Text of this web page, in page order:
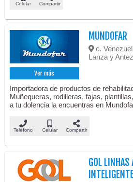
Celular Compartir
Ver más
MUNDOFAR
c.
Lanza y
Importadora de productos de
Muñequeras, rodilleras, fajas,
a tu dolencia la encuentras en
Teléfono Celular Compartir
GOL LINHAS